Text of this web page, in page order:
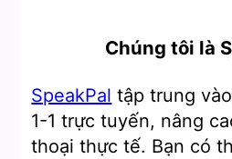
Chúng tôi là
SpeakPal tập trung
1-1 trực tuyến, nâng
thoại thực tế. Bạn có